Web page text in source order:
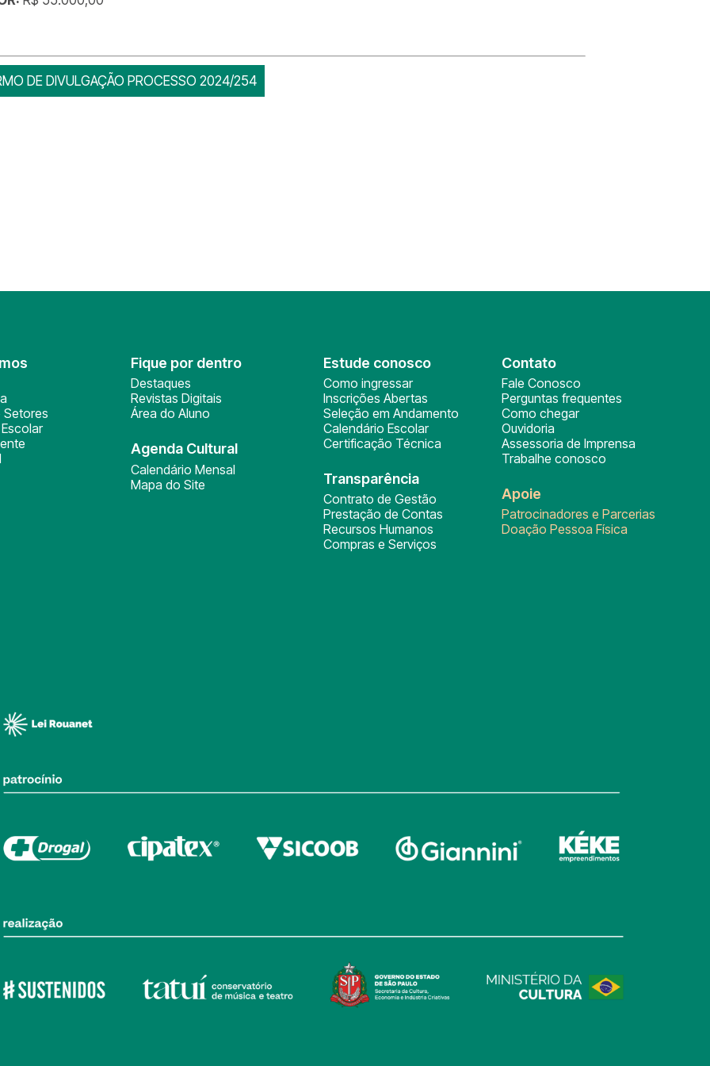
DE DIVULGAÇÃO PROCESSO 2024/254
Setores
Fique por dentro
Destaques
Revistas Digitais
Área do Aluno
Agenda Cultural
Calendário Mensal
Mapa do Site
Estude conosco
Como ingressar
Inscrições Abertas
Seleção em Andamento
Calendário Escolar
Certificação Técnica
Transparência
Contrato de Gestão
Prestação de Contas
Recursos Humanos
Compras e Serviços
Contato
Fale Conosco
Perguntas frequentes
Como chegar
Ouvidoria
Assessoria de Imprensa
Trabalhe conosco
Apoie
Patrocinadores e Parcerias
Doação Pessoa Física